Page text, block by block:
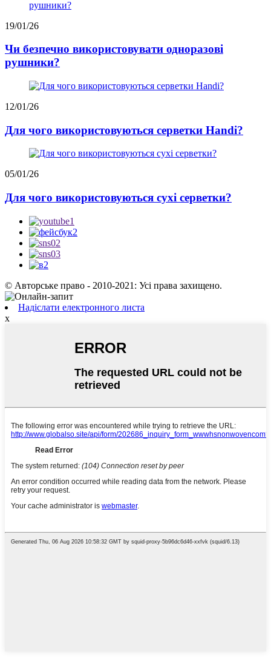
19/01/26
Чи безпечно використовувати одноразові
рушники?
12/01/26
Для чого використовуються серветки Handi?
05/01/26
Для чого використовуються сухі серветки?
© Авторське право - 2010-2021: Усі права захищено.
Надіслати електронного листа
x